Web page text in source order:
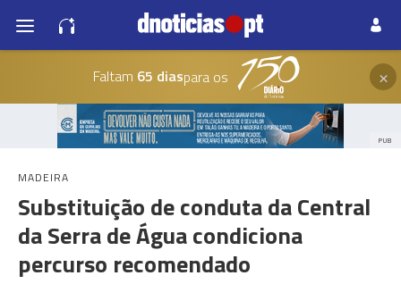
Faltam 65 diaspara os ×
PUB
MADEIRA
Substituição de conduta da Central
da Serra de Água condiciona
percurso recomendado